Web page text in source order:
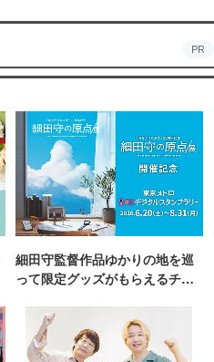
PR
細田守監督作品ゆかりの地を巡
って限定グッズがもらえるチャ